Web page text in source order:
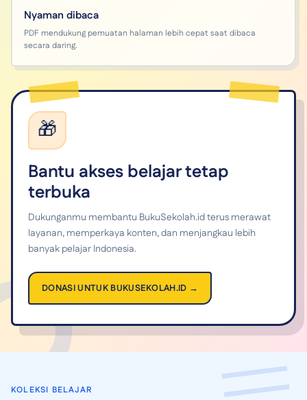
Nyaman dibaca
PDF mendukung pemuatan halaman lebih cepat saat dibaca
secara daring.
🎁
Bantu akses belajar tetap
terbuka
Dukunganmu membantu BukuSekolah.id terus merawat
layanan, memperkaya konten, dan menjangkau lebih
banyak pelajar Indonesia.
DONASI UNTUK BUKUSEKOLAH.ID →
KOLEKSI BELAJAR